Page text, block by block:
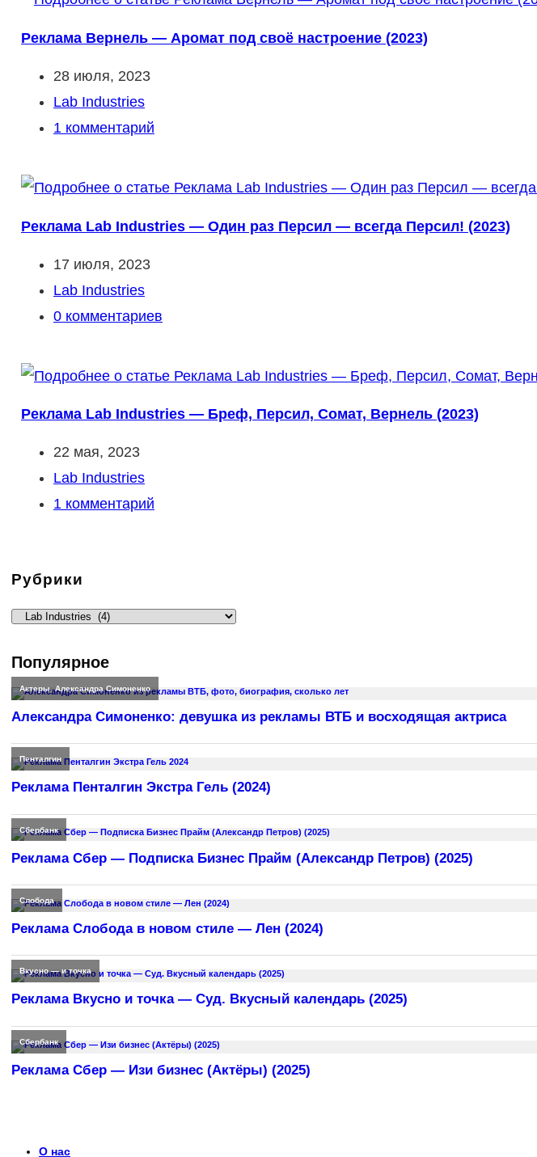
Реклама Вернель — Аромат под своё настроение (2023)
Запись
опубликована:
28 июля, 2023
Рубрика
записи:
Lab Industries
Комментарии
записи:
1 комментарий
Реклама Lab Industries — Один раз Персил — всегда Персил! (2023)
Запись
опубликована:
17 июля, 2023
Рубрика
записи:
Lab Industries
Комментарии
записи:
0 комментариев
Реклама Lab Industries — Бреф, Персил, Сомат, Вернель (2023)
Запись
опубликована:
22 мая, 2023
Рубрика
записи:
Lab Industries
Комментарии
1 комментарий
Рубрики
Рубрики
Популярное
Актеры,Александра Симоненко
Александра Симоненко: девушка из рекламы ВТБ и восходящая актриса
Пенталгин
Реклама Пенталгин Экстра Гель (2024)
Сбербанк
Реклама Сбер — Подписка Бизнес Прайм (Александр Петров) (2025)
Слобода
Реклама Слобода в новом стиле — Лен (2024)
Вкусно — и точка
Реклама Вкусно и точка — Суд. Вкусный календарь (2025)
Сбербанк
Реклама Сбер — Изи бизнес (Актёры) (2025)
О нас